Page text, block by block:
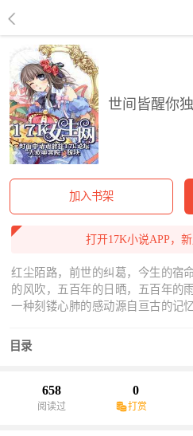
世间皆醒你
加入书架
打开17K小说APP，
红尘陌路，前世的纠葛，今生的宿
的风吹，五百年的日晒，五百年的
一种刻镂心肺的感动源自亘古的记
目录
658
阅读过
0
打赏